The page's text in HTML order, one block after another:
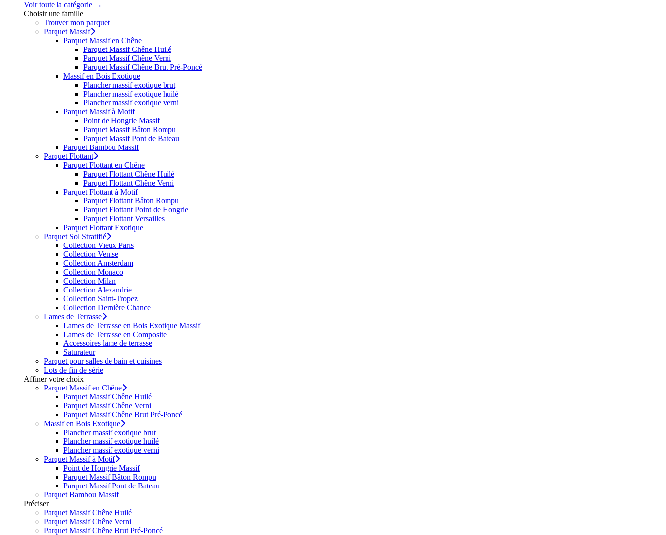
Voir toute la catégorie →
Choisir une famille
Trouver mon parquet
Parquet Massif
Parquet Massif en Chêne
Parquet Massif Chêne Huilé
Parquet Massif Chêne Verni
Parquet Massif Chêne Brut Pré-Poncé
Massif en Bois Exotique
Plancher massif exotique brut
Plancher massif exotique huilé
Plancher massif exotique verni
Parquet Massif à Motif
Point de Hongrie Massif
Parquet Massif Bâton Rompu
Parquet Massif Pont de Bateau
Parquet Bambou Massif
Parquet Flottant
Parquet Flottant en Chêne
Parquet Flottant Chêne Huilé
Parquet Flottant Chêne Verni
Parquet Flottant à Motif
Parquet Flottant Bâton Rompu
Parquet Flottant Point de Hongrie
Parquet Flottant Versailles
Parquet Flottant Exotique
Parquet Sol Stratifié
Collection Vieux Paris
Collection Venise
Collection Amsterdam
Collection Monaco
Collection Milan
Collection Alexandrie
Collection Saint-Tropez
Collection Dernière Chance
Lames de Terrasse
Lames de Terrasse en Bois Exotique Massif
Lames de Terrasse en Composite
Accessoires lame de terrasse
Saturateur
Parquet pour salles de bain et cuisines
Lots de fin de série
Affiner votre choix
Parquet Massif en Chêne
Parquet Massif Chêne Huilé
Parquet Massif Chêne Verni
Parquet Massif Chêne Brut Pré-Poncé
Massif en Bois Exotique
Plancher massif exotique brut
Plancher massif exotique huilé
Plancher massif exotique verni
Parquet Massif à Motif
Point de Hongrie Massif
Parquet Massif Bâton Rompu
Parquet Massif Pont de Bateau
Parquet Bambou Massif
Préciser
Parquet Massif Chêne Huilé
Parquet Massif Chêne Verni
Parquet Massif Chêne Brut Pré-Poncé